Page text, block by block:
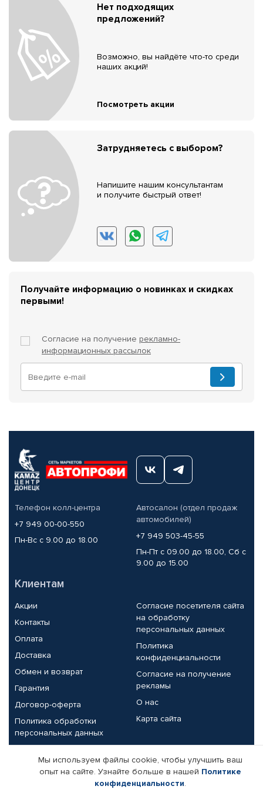
Нет подходящих
предложений?
Возможно, вы найдёте что-то среди
наших акций!
Посмотреть акции
Затрудняетесь с выбором?
Напишите нашим консультантам
и получите быстрый ответ!
Получайте информацию о новинках и скидках
первыми!
Согласие на получение рекламно-
информационных рассылок
Телефон колл-центра
+7 949 00-00-550
Пн-Вс с 9.00 до 18.00
Автосалон (отдел продаж
автомобилей)
+7 949 503-45-55
Пн-Пт с 09.00 до 18.00, Сб с
9.00 до 15.00
Клиентам
Акции
Контакты
Оплата
Доставка
Обмен и возврат
Гарантия
Договор-оферта
Политика обработки
персональных данных
Согласие посетителя сайта
на обработку
персональных данных
Политика
конфиденциальности
Согласие на получение
рекламы
О нас
Карта сайта
Партнерам
Корпоративным клиентам
Реквизиты компании
Мы используем файлы cookie, чтобы улучшить ваш
опыт на сайте. Узнайте больше в нашей Политике
конфиденциальности.